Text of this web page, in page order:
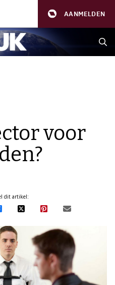
AANMELDEN
voor
dit artikel: